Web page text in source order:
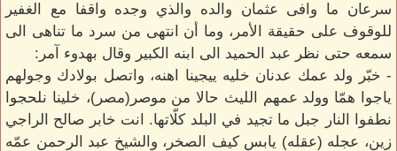
سرعان ما وافى عثمان والده والذي وجده واقفا مع الغفير
للوقوف على حقيقة الأمر، وما أن انتهى من سرد ما تناهى الى
سمعه حتى نظر عبد الحميد الى ابنه الكبير وقال بهدوء آمر:
- خبّر ولد عمك عدنان خليه ييجينا اهنه، واتصل بولادك وجولهم
ياجوا همّا وولد عمهم الليث حالا من موصر(مصر)، خلينا نلحجوا
نطفوا النار جبل ما تجيد في البلد كلّاتها. انت خابر صالح الراجي
زين، عجله (عقله) يابس كيف الصخر، والشيخ عبد الرحمن عمّه